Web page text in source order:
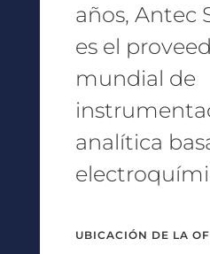
años, Antec
es el
mundial de
analítica
UBICACIÓN DE LA